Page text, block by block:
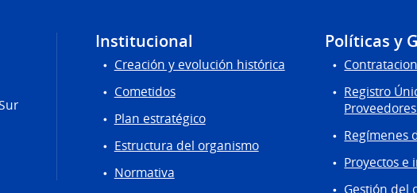
Institucional
Creación y evolución histórica
Cometidos
Plan estratégico
Estructura del organismo
Normativa
Políticas y
Registro
Regímenes
Proyectos e